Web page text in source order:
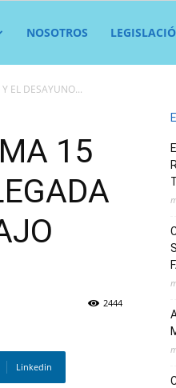
NOSOTROS
EL DESAYUNO...
15
2444
Linkedin